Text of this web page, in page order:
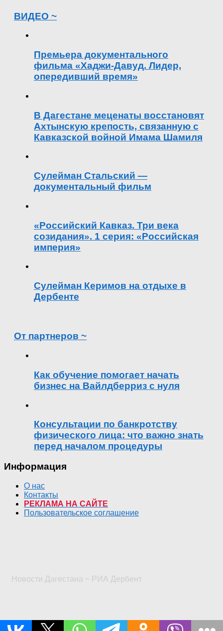
ВИДЕО ~
Премьера документального
фильма «Хаджи-Давуд. Лидер,
опередивший время»
В Дагестане меценаты восстановят
Ахтынскую крепость, связанную с
Кавказской войной Имама Шамиля
Сулейман Стальский —
документальный фильм
«Российский Кавказ. Три века
созидания». 1 серия: «Российская
империя»
Сулейман Керимов на отдыхе в
Дербенте
От партнеров ~
Как обучение помогает начать
бизнес на Вайлдберриз с нуля
Консультации по банкротству
физического лица: что важно знать
перед началом процедуры
Информация
О нас
Контакты
РЕКЛАМА НА САЙТЕ
Пользовательское соглашение
Новости Дагестана ~ РИА Дербент